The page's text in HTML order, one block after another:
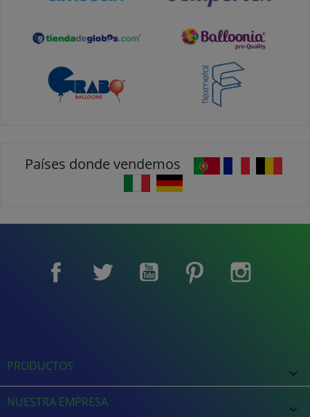
Países donde vendemos
Facebook Twitter YouTube Pinterest
PRODUCTOS 
NUESTRA EMPRESA 